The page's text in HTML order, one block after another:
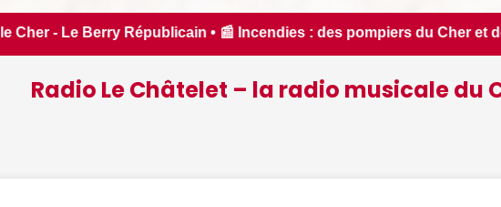
du Cher et de l'Indre partent en renfort feux de forêt dans
Radio Le Châtelet – la radio musicale du